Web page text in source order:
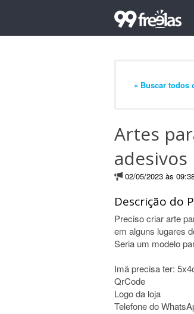
« Buscar todos
Artes
adesivos
02/05/2023 às
Descrição do
Preciso criar arte
em alguns lugares
Seria um modelo
Imã precisa ter:
QrCode
Logo da loja
Telefone do